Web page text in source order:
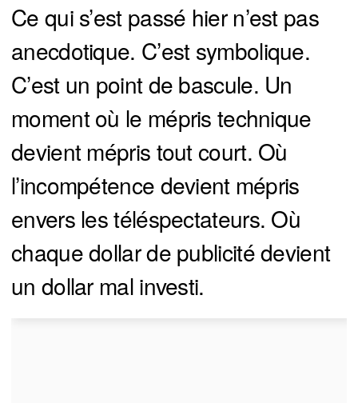
Ce qui s’est passé hier n’est pas
anecdotique. C’est symbolique.
C’est un point de bascule. Un
moment où le mépris technique
devient mépris tout court. Où
l’incompétence devient mépris
envers les téléspectateurs. Où
chaque dollar de publicité devient
un dollar mal investi.